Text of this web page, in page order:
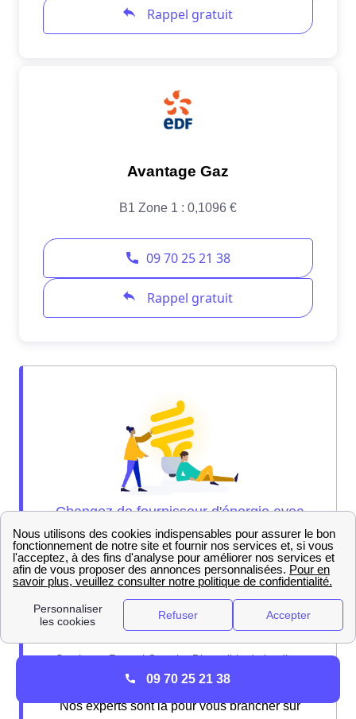
Nos experts sont là pour vous brancher sur
09 70 25 21 38